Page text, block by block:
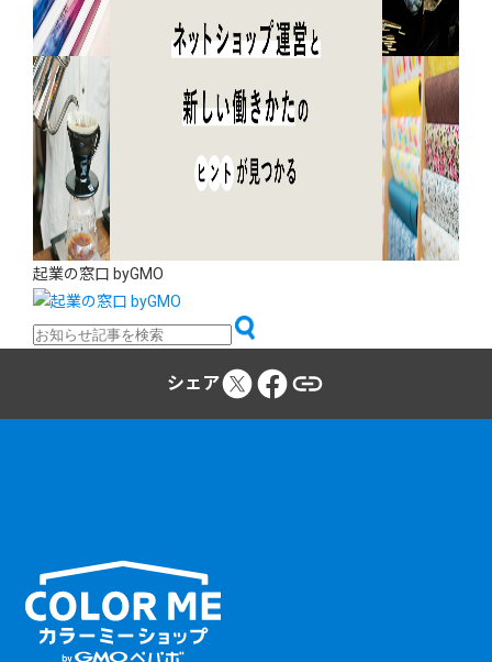
起業の窓口 byGMO
シェア